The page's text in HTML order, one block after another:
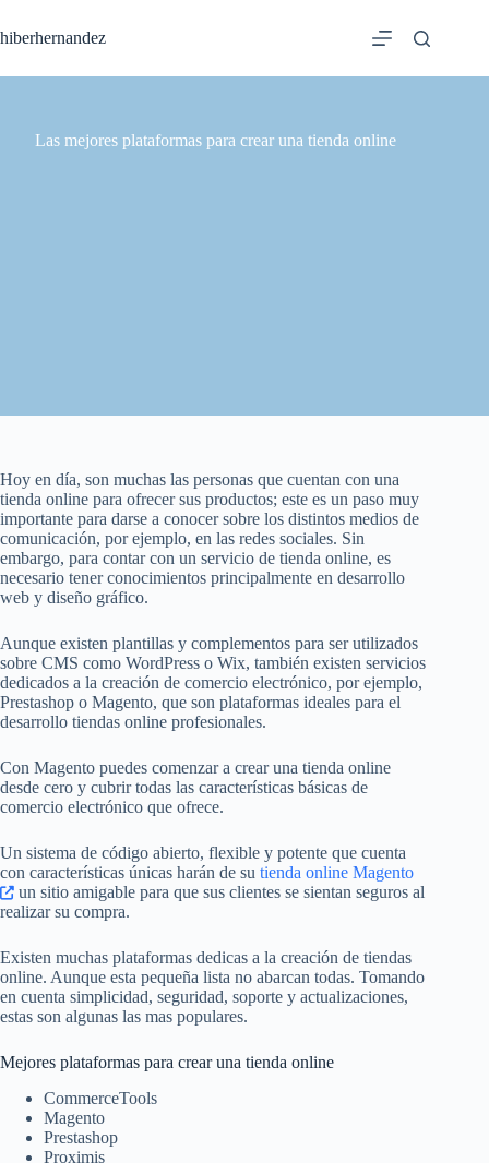
al
contenido
hiberhernandez
Las mejores plataformas para crear una tienda online
Hoy en día, son muchas las personas que cuentan con una
tienda online para ofrecer sus productos; este es un paso muy
importante para darse a conocer sobre los distintos medios de
comunicación, por ejemplo, en las redes sociales. Sin
embargo, para contar con un servicio de tienda online, es
necesario tener conocimientos principalmente en desarrollo
web y diseño gráfico.
Aunque existen plantillas y complementos para ser utilizados
sobre CMS como WordPress o Wix, también existen servicios
dedicados a la creación de comercio electrónico, por ejemplo,
Prestashop o Magento, que son plataformas ideales para el
desarrollo tiendas online profesionales.
Con Magento puedes comenzar a crear una tienda online
desde cero y cubrir todas las características básicas de
comercio electrónico que ofrece.
Un sistema de código abierto, flexible y potente que cuenta
con características únicas harán de su tienda online Magento
un sitio amigable para que sus clientes se sientan seguros al
realizar su compra.
Existen muchas plataformas dedicas a la creación de tiendas
online. Aunque esta pequeña lista no abarcan todas. Tomando
en cuenta simplicidad, seguridad, soporte y actualizaciones,
estas son algunas las mas populares.
Mejores plataformas para crear una tienda online
CommerceTools
Magento
Prestashop
Proximis